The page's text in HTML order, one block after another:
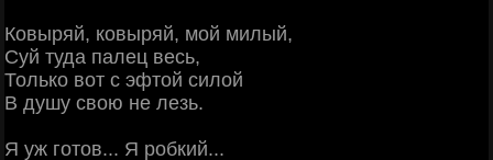
Ковыряй, ковыряй, мой милый,
Суй туда палец весь,
Только вот с эфтой силой
В душу свою не лезь.
Я уж готов... Я робкий...